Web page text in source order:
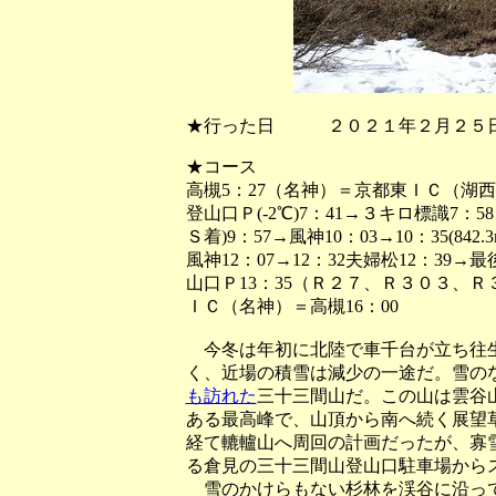
★行った日 ２０２１年２月２５
★コース
高槻5：27（名神）＝京都東ＩＣ（湖
登山口Ｐ(-2℃)7：41→３キロ標識7：
Ｓ着)9：57→風神10：03→10：
風神12：07→12：32夫婦松12：39→
山口Ｐ13：35（Ｒ２７、Ｒ３０３、
ＩＣ（名神）＝高槻16：00
今冬は年初に北陸で車千台が立ち往
く、近場の積雪は減少の一途だ。雪
も訪れた三十三間山だ。この山は雲
ある最高峰で、山頂から南へ続く展
経て轆轤山へ周回の計画だったが、
る倉見の三十三間山登山口駐車場か
雪のかけらもない杉林を渓谷に沿っ